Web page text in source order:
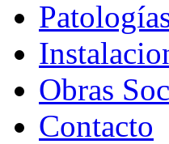
Obras
Contacto